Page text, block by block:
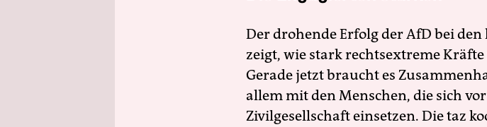
Der drohende Erfolg der AfD bei
zeigt, wie stark rechtsextreme
Gerade jetzt braucht es
allem mit den Menschen, die sich
Zivilgesellschaft einsetzen. Die taz